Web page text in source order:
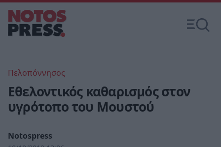
Πελοπόννησος
Εθελοντικός καθαρισμός στον
υγρότοπο του Μουστού
Notospress